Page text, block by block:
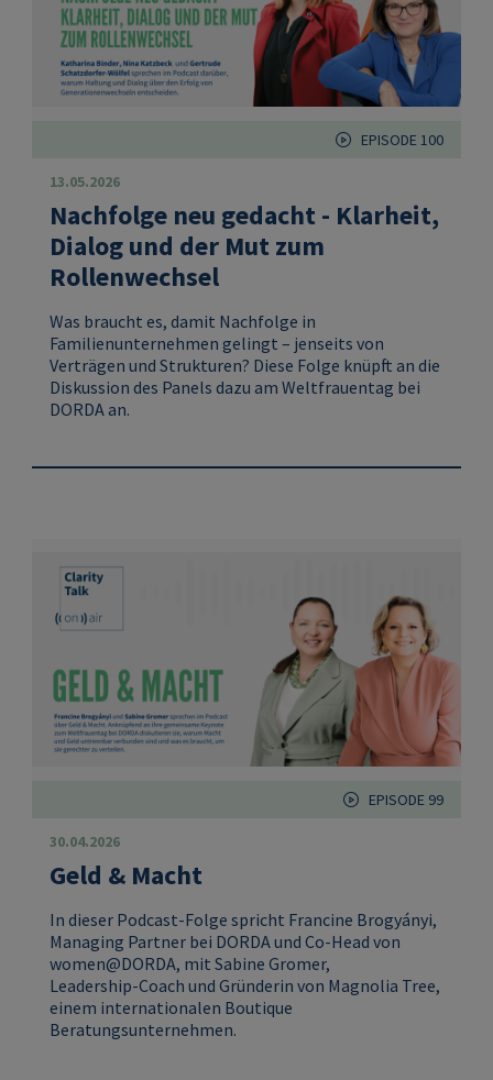
EPISODE 100
13.05.2026
Nachfolge neu gedacht - Klarheit,
Dialog und der Mut zum
Rollenwechsel
Was braucht es, damit Nachfolge in
Familienunternehmen gelingt – jenseits von
Verträgen und Strukturen? Diese Folge knüpft an die
Diskussion des Panels dazu am Weltfrauentag bei
DORDA an.
EPISODE 99
30.04.2026
Geld & Macht
In dieser Podcast-Folge spricht Francine Brogyányi,
Managing Partner bei DORDA und Co-Head von
women@DORDA, mit Sabine Gromer,
Leadership‑Coach und Gründerin von Magnolia Tree,
einem internationalen Boutique
Beratungsunternehmen.